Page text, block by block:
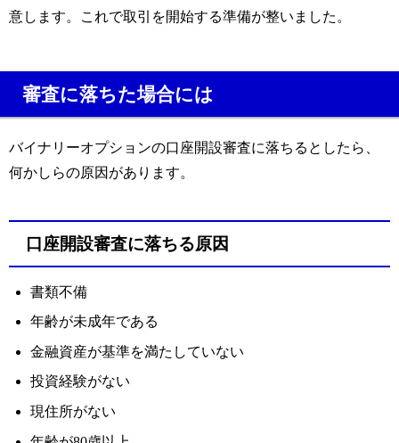
意します。これで取引を開始する準備が整いました。
審査に落ちた場合には
バイナリーオプションの口座開設審査に落ちるとしたら、
何かしらの原因があります。
口座開設審査に落ちる原因
書類不備
年齢が未成年である
金融資産が基準を満たしていない
投資経験がない
現住所がない